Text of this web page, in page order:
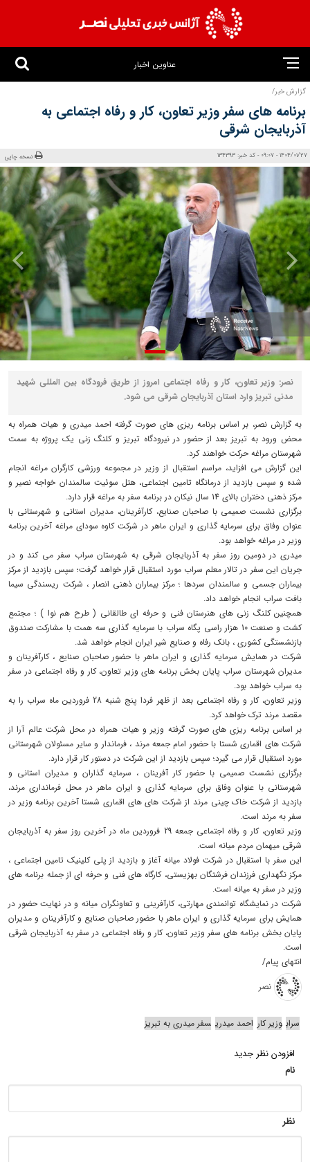
عناوین اخبار
گزارش خبر/
برنامه های سفر وزیر تعاون، کار و رفاه اجتماعی به
آذربایجان شرقی
1404/01/27 - 09:07 - کد خبر: 134393 نسخه چاپی
نصر: وزیر تعاون، کار و رفاه اجتماعی امروز از طریق فرودگاه بین المللی شهید
مدنی تبریز وارد استان آذربایجان شرقی می شود.
به گزارش نصر، بر اساس برنامه ریزی های صورت گرفته احمد میدری و هیات همراه به
محض ورود به تبریز بعد از حضور در نیرودگاه تبریز و کلنگ زنی یک پروژه به سمت
شهرستان مراغه حرکت خواهند کرد.
این گزارش می افزاید، مراسم استقبال از وزیر در مجموعه ورزشی کارگران مراغه انجام
شده و سپس بازدید از درمانگاه تامین اجتماعی، هتل سوئیت سالمندان خواجه نصیر و
مرکز ذهنی دختران بالای 14 سال نیکان در برنامه سفر به مراغه قرار دارد.
برگزاری نشست صمیمی با صاحبان صنایع، کارآفرینان، مدیران استانی و شهرستانی با
عنوان وفاق برای سرمایه گذاری و ایران ماهر در شرکت کاوه سودای مراغه آخرین برنامه
وزیر در مراغه خواهد بود.
میدری در دومین روز سفر به آذربایجان شرقی به شهرستان سراب سفر می کند و در
جریان این سفر در تالار معلم سراب مورد استقبال قرار خواهد گرفت؛ سپس بازدید از مرکز
بیماران جسمی و سالمندان سردها ؛ مرکز بیماران ذهنی انصار ، شرکت ریسندگی سیما
بافت سراب انجام خواهد داد.
همچنین کلنگ زنی های هنرستان فنی و حرفه ای طالقانی ( طرح هم نوا ) ؛ مجتمع
کشت و صنعت 10 هزار راسی پگاه سراب با سرمایه گذاری سه همت با مشارکت صندوق
بازنشستگی کشوری ، بانک رفاه و صنایع شیر ایران انجام خواهد شد.
شرکت در همایش سرمایه گذاری و ایران ماهر با حضور صاحبان صنایع ، کارآفرینان و
مدیران شهرستان سراب پایان بخش برنامه های وزیر تعاون، کار و رفاه اجتماعی در سفر
به سراب خواهد بود.
وزیر تعاون، کار و رفاه اجتماعی بعد از ظهر فردا پنج شنبه 28 فروردین ماه سراب را به
مقصد مرند ترک خواهد کرد.
بر اساس برنامه ریزی های صورت گرفته وزیر و هیات همراه در محل شرکت عالم آرا از
شرکت های اقماری شستا با حضور امام جمعه مرند ، فرماندار و سایر مسئولان شهرستانی
مورد استقبال قرار می گیرد؛ سپس بازدید از این شرکت در دستور کار قرار دارد.
برگزاری نشست صمیمی با حضور کار آفرینان ، سرمایه گذاران و مدیران استانی و
شهرستانی با عنوان وفاق برای سرمایه گذاری و ایران ماهر در محل فرمانداری مرند،
بازدید از شرکت خاک چینی مرند از شرکت های های اقماری شستا آخرین برنامه وزیر در
سفر به مرند است.
وزیر تعاون، کار و رفاه اجتماعی جمعه 29 فروردین ماه در آخرین روز سفر به آذربایجان
شرقی میهمان مردم میانه است.
این سفر با استقبال در شرکت فولاد میانه آغاز و بازدید از پلی کلینیک تامین اجتماعی ،
مرکز نگهداری فرزندان فرشتگان بهزیستی، کارگاه های فنی و حرفه ای از جمله برنامه های
وزیر در سفر به میانه است.
شرکت در نمایشگاه توانمندی مهارتی، کارآفرینی و تعاونگران میانه و در نهایت حضور در
همایش برای سرمایه گذاری و ایران ماهر با حضور صاحبان صنایع و کارآفرینان و مدیران
پایان بخش برنامه های سفر وزیر تعاون، کار و رفاه اجتماعی در سفر به آذربایجان شرقی
است.
انتهای پیام/
نصر
سراب وزیر کار احمد میدری سفر میدری به تبریز
افزودن نظر جدید
نام
نظر